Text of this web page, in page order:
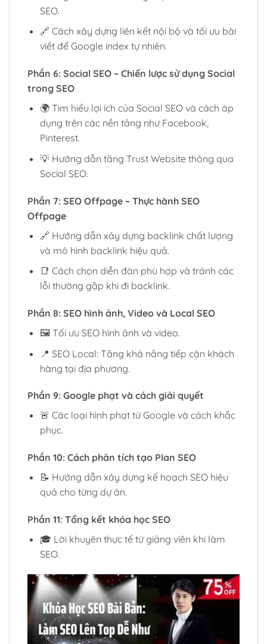
SEO.
🔗 Cách xây dựng liên kết nội bộ và tối ưu bài
viết để Google index tự nhiên.
Phần 6: Social SEO – Chiến lược sử dụng Social
trong SEO
🌍 Tìm hiểu lợi ích của Social SEO và cách áp
dụng trên các nền tảng như Facebook,
Pinterest.
💡 Hướng dẫn tăng Trust Website thông qua
Social SEO.
Phần 7: SEO Offpage – Thực hành SEO
Offpage
🔗 Hướng dẫn xây dựng backlink chất lượng
và mô hình backlink hiệu quả.
📑 Cách chọn diễn đàn phù hợp và tránh các
lỗi thường gặp khi đi backlink.
Phần 8: SEO hình ảnh, Video và Local SEO
🖼️ Tối ưu SEO hình ảnh và video.
📍 SEO Local: Tăng khả năng tiếp cận khách
hàng tại địa phương.
Phần 9: Google phạt và cách giải quyết
🚨 Các loại hình phạt từ Google và cách khắc
phục.
Phần 10: Cách phân tích tạo Plan SEO
📝 Hướng dẫn xây dựng kế hoạch SEO hiệu
quả cho từng dự án.
Phần 11: Tổng kết khóa học SEO
🎓 Lời khuyên thực tế từ giảng viên khi làm
SEO.